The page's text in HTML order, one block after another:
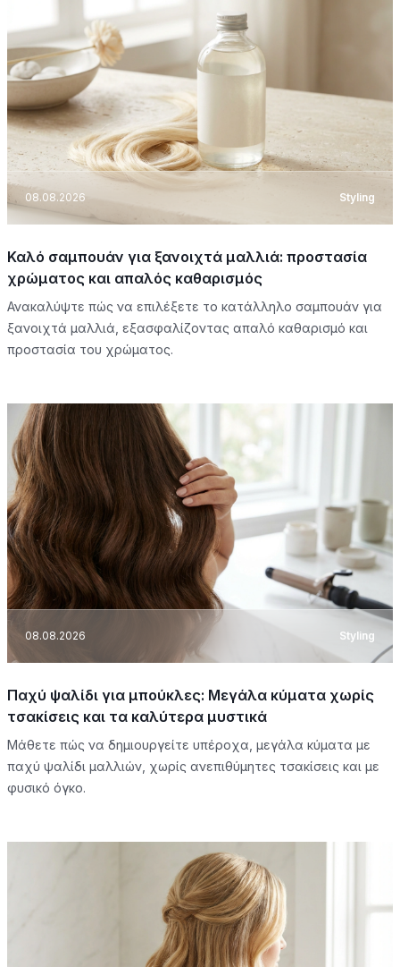
08.08.2026 Styling
Καλό σαμπουάν για ξανοιχτά μαλλιά: προστασία
χρώματος και απαλός καθαρισμός
Ανακαλύψτε πώς να επιλέξετε το κατάλληλο σαμπουάν για
ξανοιχτά μαλλιά, εξασφαλίζοντας απαλό καθαρισμό και
προστασία του χρώματος.
08.08.2026 Styling
Παχύ ψαλίδι για μπούκλες: Μεγάλα κύματα χωρίς
τσακίσεις και τα καλύτερα μυστικά
Μάθετε πώς να δημιουργείτε υπέροχα, μεγάλα κύματα με
παχύ ψαλίδι μαλλιών, χωρίς ανεπιθύμητες τσακίσεις και με
φυσικό όγκο.